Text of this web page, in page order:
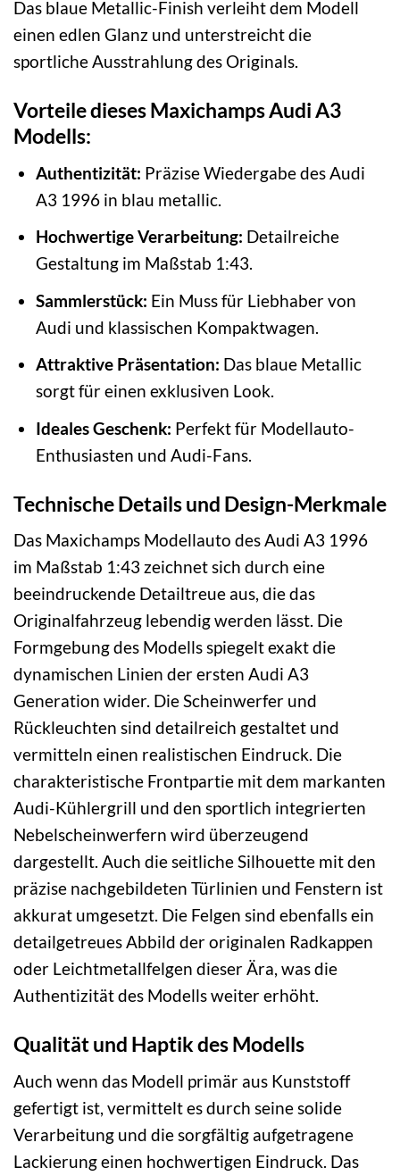
Das blaue Metallic-Finish verleiht dem Modell
einen edlen Glanz und unterstreicht die
sportliche Ausstrahlung des Originals.
Vorteile dieses Maxichamps Audi A3
Modells:
Authentizität: Präzise Wiedergabe des Audi
A3 1996 in blau metallic.
Hochwertige Verarbeitung: Detailreiche
Gestaltung im Maßstab 1:43.
Sammlerstück: Ein Muss für Liebhaber von
Audi und klassischen Kompaktwagen.
Attraktive Präsentation: Das blaue Metallic
sorgt für einen exklusiven Look.
Ideales Geschenk: Perfekt für Modellauto-
Enthusiasten und Audi-Fans.
Technische Details und Design-Merkmale
Das Maxichamps Modellauto des Audi A3 1996
im Maßstab 1:43 zeichnet sich durch eine
beeindruckende Detailtreue aus, die das
Originalfahrzeug lebendig werden lässt. Die
Formgebung des Modells spiegelt exakt die
dynamischen Linien der ersten Audi A3
Generation wider. Die Scheinwerfer und
Rückleuchten sind detailreich gestaltet und
vermitteln einen realistischen Eindruck. Die
charakteristische Frontpartie mit dem markanten
Audi-Kühlergrill und den sportlich integrierten
Nebelscheinwerfern wird überzeugend
dargestellt. Auch die seitliche Silhouette mit den
präzise nachgebildeten Türlinien und Fenstern ist
akkurat umgesetzt. Die Felgen sind ebenfalls ein
detailgetreues Abbild der originalen Radkappen
oder Leichtmetallfelgen dieser Ära, was die
Authentizität des Modells weiter erhöht.
Qualität und Haptik des Modells
Auch wenn das Modell primär aus Kunststoff
gefertigt ist, vermittelt es durch seine solide
Verarbeitung und die sorgfältig aufgetragene
Lackierung einen hochwertigen Eindruck. Das